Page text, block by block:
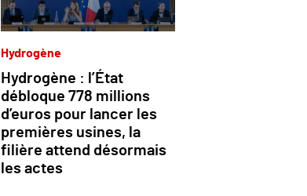
Hydrogène
Hydrogène : l’État
débloque 778 millions
d’euros pour lancer les
premières usines, la
filière attend désormais
les actes